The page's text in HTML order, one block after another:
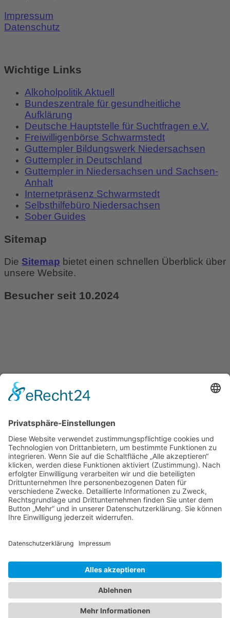
Impressum
Datenschutz
Wichtige Links
Alkoholpolitik Aktuell
Bundeszentrale für gesundheitliche
Aufklärung
Deutsche Hauptstelle für Suchtfragen e.V.
Freiwilligenbörse Schwarmstedt
Guttempler Bildungswerk Niedersachsen
Guttempler in Deutschland
Guttempler in Niedersachsen und Sachsen-
Anhalt
Internetpräsenz Schwarmstedt
Selbsthilfebüro Niedersachsen
Sober Guides
Sitemap
Die Sitemap bietet einen schnellen Überblick über
unsere Website.
Besucher seit 10.2024
© 2026 guttempler-schwarmstedt.de
Suchen
Home
Aktuelles
Wir bieten an
Es geht um Dich
Unser Grundsatz
FAQ
Alkohol der Seelentröster
Blog
Termine
Multimedia
Videos
P. Czajor (05071) 91 36 20
C.Lehmann (0175) 647 58 47
Info@guttempler-schwarmstedt.de